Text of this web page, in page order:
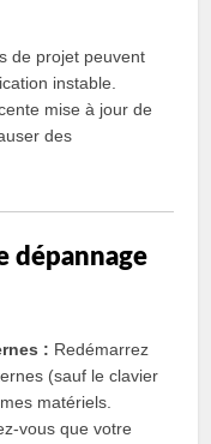
de projet peuvent
instable.
mise à jour de
des
dépannage
: Redémarrez
(sauf le clavier
matériels.
vous que votre